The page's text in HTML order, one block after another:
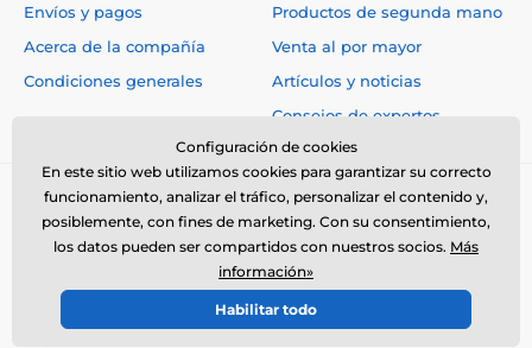
Envíos y pagos
Acerca de la compañía
Condiciones generales
Productos de segunda mano
Venta al por mayor
Artículos y noticias
Consejos de expertos
© 2026 www.electro-collares.es ⦁ Tienda electrónica creada por
SIMPLIA.cz
Configuración de cookies
En este sitio web utilizamos cookies para garantizar su correcto
funcionamiento, analizar el tráfico, personalizar el contenido y,
posiblemente, con fines de marketing. Con su consentimiento,
los datos pueden ser compartidos con nuestros socios. Más
información»
Habilitar todo